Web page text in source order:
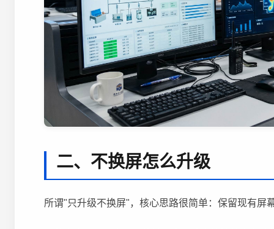
二、不换屏怎么升级
所谓"只升级不换屏"，核心思路很简单：保留现有屏